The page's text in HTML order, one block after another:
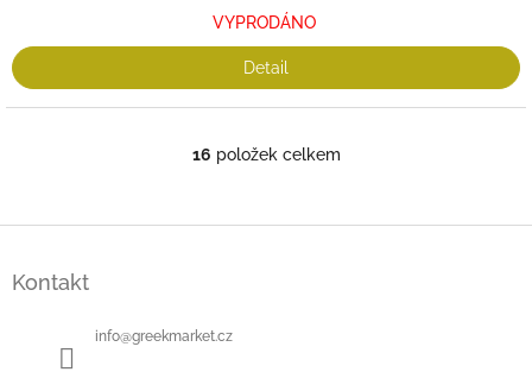
VYPRODÁNO
Detail
O
á
16 položek celkem
Kontakt
info@greekmarket.cz